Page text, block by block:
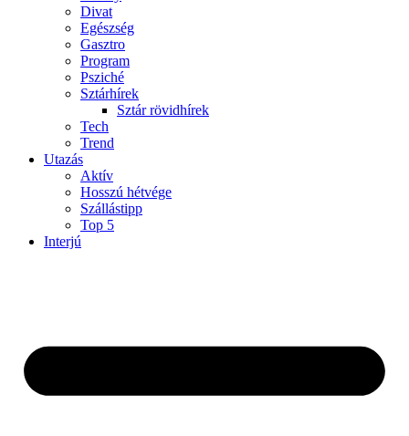
Divat
Egészség
Gasztro
Program
Psziché
Sztárhírek
Sztár rövidhírek
Tech
Trend
Utazás
Aktív
Hosszú hétvége
Szállástipp
Top 5
Interjú